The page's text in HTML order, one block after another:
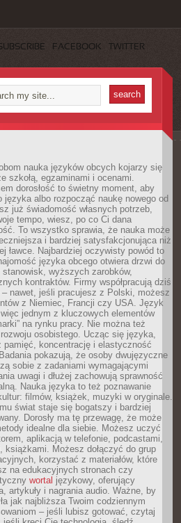
FACEBOOK TWITTER
nauka języków obcych kojarzy się
szkołą, egzaminami i ocenami.
dorosłość to świetny moment, aby
języka albo rozpocząć naukę nowego od
już świadomość własnych potrzeb,
tempo, wiesz, po co Ci dana
To wszystko sprawia, że nauka może
i bardziej satysfakcjonująca niż
ławce. Najbardziej oczywisty powód to
języka obcego otwiera drzwi do
stanowisk, wyższych zarobków,
kontraktów. Firmy współpracują dziś
– nawet, jeśli pracujesz z Polski, możesz
z Niemiec, Francji czy USA. Język
jednym z kluczowych elementów
na rynku pracy. Nie można też
osobistego. Ucząc się języka,
pamięć, koncentrację i elastyczność
pokazują, że osoby dwujęzyczne
sobie z zadaniami wymagającymi
uwagi i dłużej zachowują sprawność
Nauka języka to też poznawanie
filmów, książek, muzyki w oryginale.
świat staje się bogatszy i bardziej
Dorosły ma tę przewagę, że może
idealne dla siebie. Możesz uczyć
aplikacją w telefonie, podcastami,
książkami. Możesz dołączyć do grup
korzystać z materiałów, które
na edukacyjnych stronach czy
wortal językowy, oferujący
artykuły i nagrania audio. Ważne, by
jak najbliższa Twoim codziennym
– jeśli lubisz gotować, czytaj